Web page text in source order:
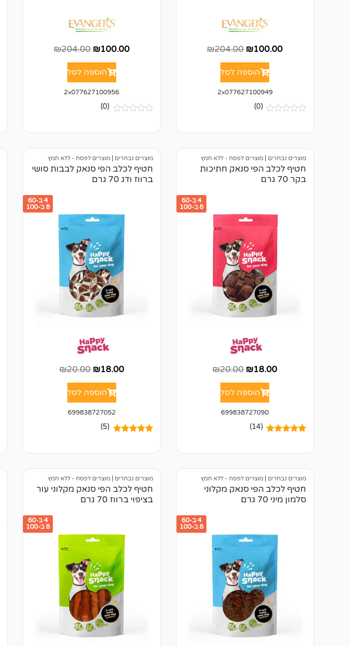
₪100.00
₪204.00
הוספה לסל
077627100949×2
ן
י
ק
ר
ו
(0)
₪100.00
₪204.00
הוספה לסל
077627100956×2
ן
י
ק
ר
ו
(0)
מוצרים נבחרים מוצרים לפסח - ללא חמץ
חטיף לכלב הפי סנאק חתיכות
בקר 70 גרם
4 ב-60
8 ב-100
₪18.00
₪20.00
הוספה לסל
699838727090
מבוסס על
לקוחות
(14)
מוצרים נבחרים |מוצרים לפסח - ללא חמץ
חטיף לכלב הפי סנאק לבבות סושי
ברווז ודג 70 גרם
4 ב-60
8 ב-100
₪18.00
₪20.00
הוספה לסל
699838727052
מבוסס על
לקוחות
(5)
מוצרים נבחרים | מוצרים לפסח - ללא חמץ
חטיף לכלב הפי סנאק מקלוני
סלמון מיני 70 גרם
4 ב-60
8 ב-100
מוצרים נבחרים |מוצרים לפסח - ללא חמץ
חטיף לכלב הפי סנאק מקלוני עור
בציפוי ברווז 70 גרם
4 ב-60
8 ב-100